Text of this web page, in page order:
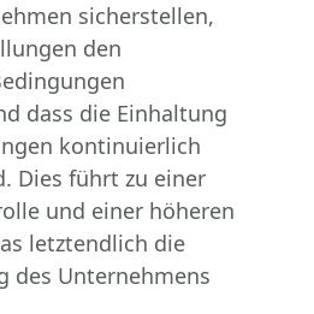
sicherstellen,
den
dass die Einhaltung
kontinuierlich
Dies führt zu einer
und einer höheren
letztendlich die
des Unternehmens